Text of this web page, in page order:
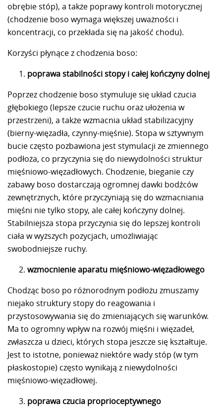
obrębie stóp), a także poprawy kontroli motorycznej
(chodzenie boso wymaga większej uważności i
koncentracji, co przekłada się na jakość chodu).
Korzyści płynące z chodzenia boso:
poprawa stabilności stopy i całej kończyny dolnej
Poprzez chodzenie boso stymuluje się układ czucia
głębokiego (lepsze czucie ruchu oraz ułożenia w
przestrzeni), a także wzmacnia układ stabilizacyjny
(bierny-więzadła, czynny-mięśnie). Stopa w sztywnym
bucie często pozbawiona jest stymulacji ze zmiennego
podłoża, co przyczynia się do niewydolności struktur
mięśniowo-więzadłowych. Chodzenie, bieganie czy
zabawy boso dostarczają ogromnej dawki bodźców
zewnętrznych, które przyczyniają się do wzmacniania
mięśni nie tylko stopy, ale całej kończyny dolnej.
Stabilniejsza stopa przyczynia się do lepszej kontroli
ciała w wyższych pozycjach, umożliwiając
swobodniejsze ruchy.
wzmocnienie aparatu mięśniowo-więzadłowego
Chodząc boso po różnorodnym podłożu zmuszamy
niejako struktury stopy do reagowania i
przystosowywania się do zmieniających się warunków.
Ma to ogromny wpływ na rozwój mięśni i więzadeł,
zwłaszcza u dzieci, których stopa jeszcze się kształtuje.
Jest to istotne, ponieważ niektóre wady stóp (w tym
płaskostopie) często wynikają z niewydolności
mięśniowo-więzadłowej.
poprawa czucia proprioceptywnego